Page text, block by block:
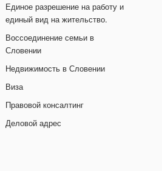
Единое разрешение на работу и
единый вид на жительство.
Воссоединение семьи в
Словении
Недвижимость в Словении
Виза
Правовой консалтинг
Деловой адрес